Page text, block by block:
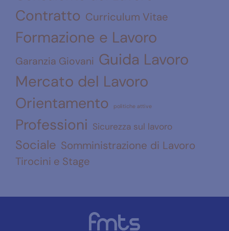
Contratto Curriculum Vitae
Formazione e Lavoro
Garanzia Giovani Guida Lavoro
Mercato del Lavoro
Orientamento politiche attive
Professioni Sicurezza sul lavoro
Sociale Somministrazione di Lavoro
Tirocini e Stage